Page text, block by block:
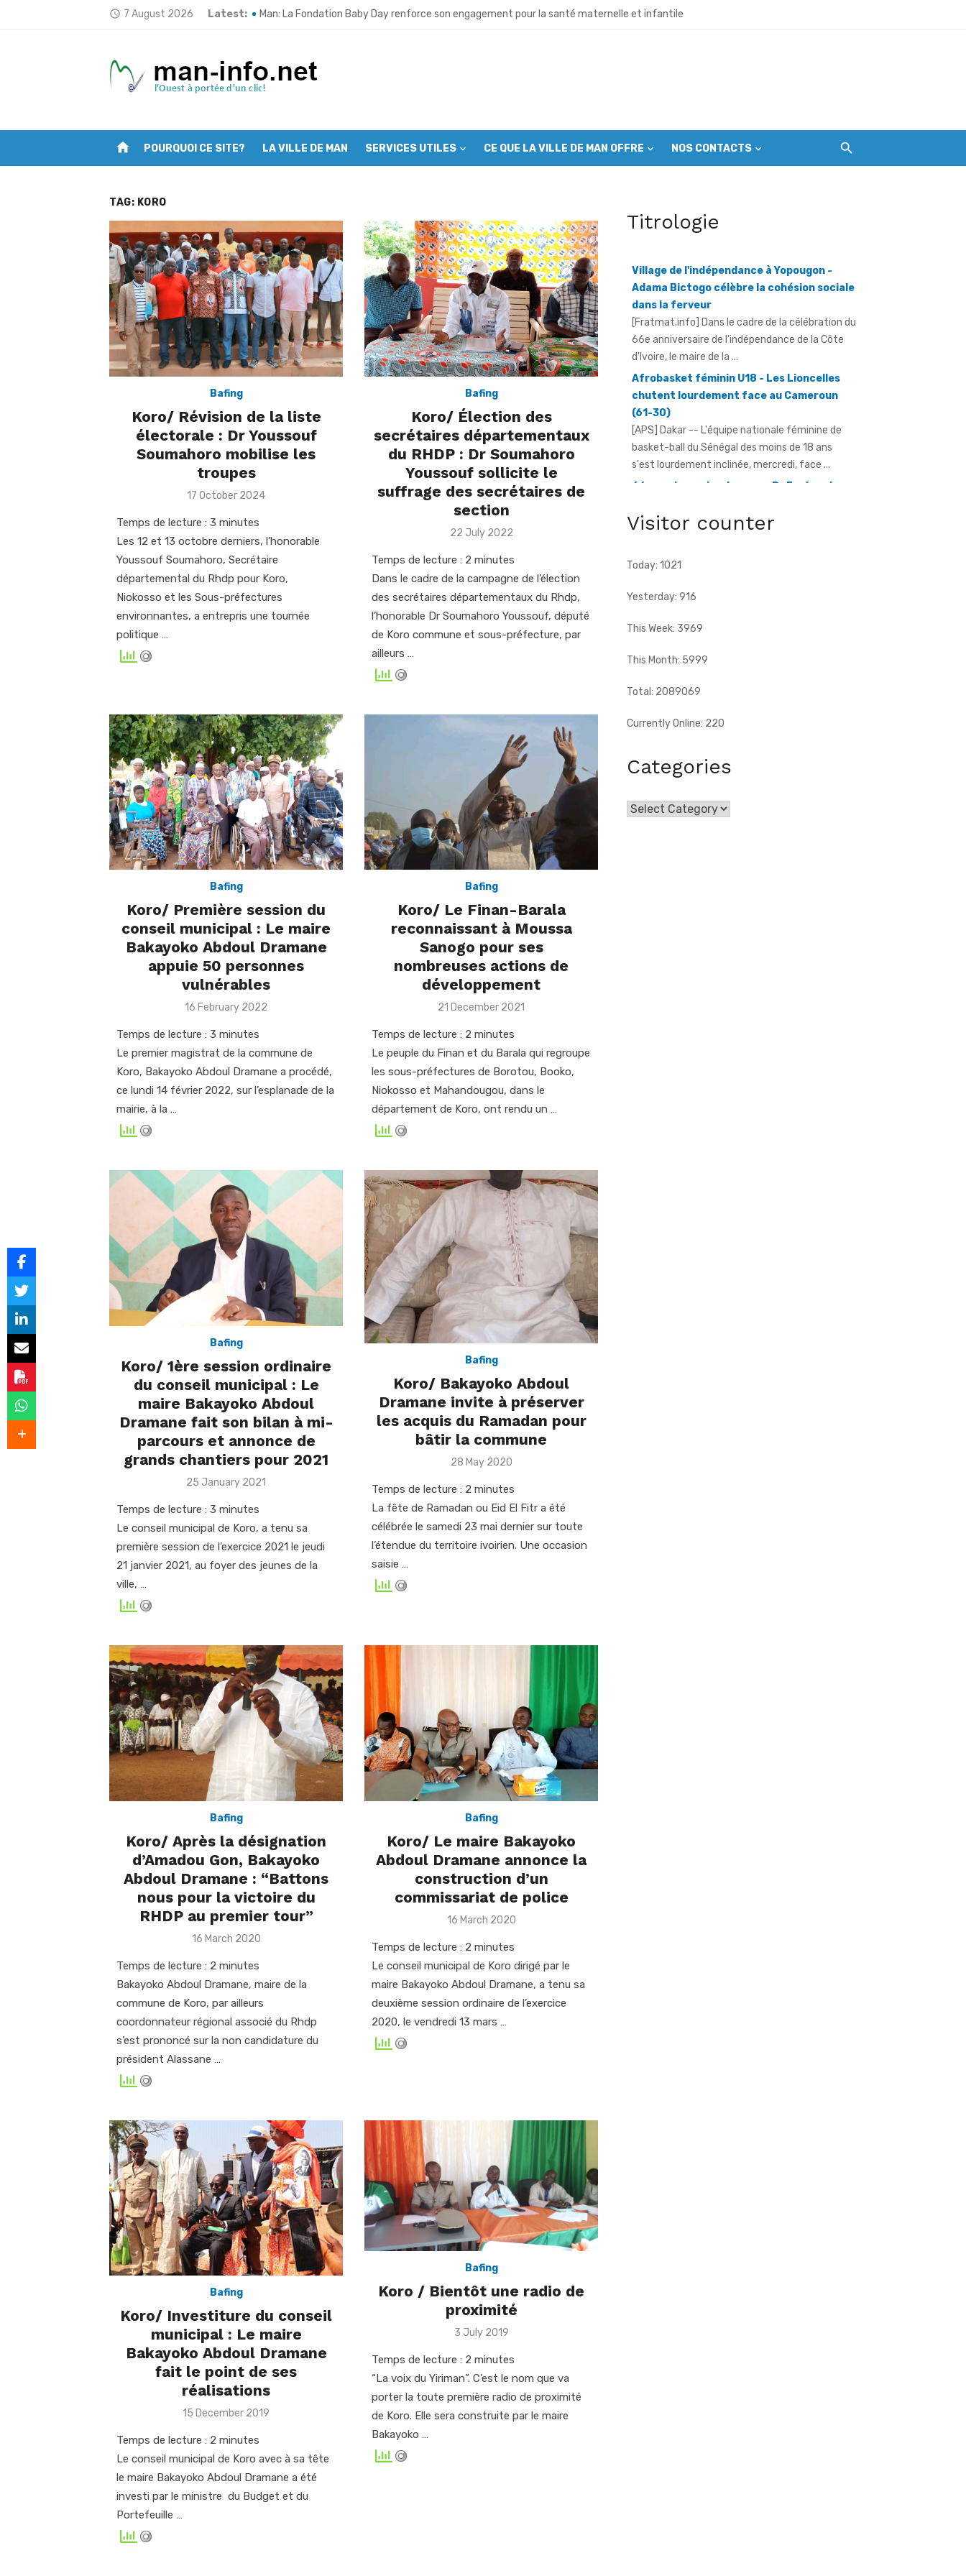
access_time 7 August 2026 Latest: Tonkpi: L’ULDT lance ses activités et appelle à l’union des cadres
Man fait peau neuve avant la fête nationale : Le Grand ménage mobilise autorités et citoyens
Opération “Zéro déchet”: Plus de 1000 jeunes mobilisés à Man pour assainir la ville
Mont Nimba: L’OIPR intensifie ses efforts pour sortir la réserve de la liste du patrimoine mondial en péril
Filière café – cacao : Le SYNAVICI réclame un audit du collège des producteurs
Man: Vincent Koalga prend les rênes du SYNAVICI dans le Grand Ouest
home POURQUOI CE SITE? LA VILLE DE MAN SERVICES UTILES CE QUE LA VILLE DE MAN OFFRE NOS CONTACTS
TAG: KORO
Bafing
Koro/ Révision de la liste
électorale : Dr Youssouf
Soumahoro mobilise les
troupes
Posted
17 October 2024
Temps de lecture : 3 minutes
Les 12 et 13 octobre derniers, l’honorable
Youssouf Soumahoro, Secrétaire
départemental du Rhdp pour Koro,
Niokosso et les Sous-préfectures
environnantes, a entrepris une tournée
politique …
Bafing
Koro/ Élection des
secrétaires départementaux
du RHDP : Dr Soumahoro
Youssouf sollicite le
suffrage des secrétaires de
section
Posted
22 July 2022
Temps de lecture : 2 minutes
Dans le cadre de la campagne de l’élection
des secrétaires départementaux du Rhdp,
l’honorable Dr Soumahoro Youssouf, député
de Koro commune et sous-préfecture, par
ailleurs …
Bafing
Koro/ Première session du
conseil municipal : Le maire
Bakayoko Abdoul Dramane
appuie 50 personnes
vulnérables
Posted
16 February 2022
Temps de lecture : 3 minutes
Le premier magistrat de la commune de
Koro, Bakayoko Abdoul Dramane a procédé,
ce lundi 14 février 2022, sur l’esplanade de la
mairie, à la …
Bafing
Koro/ Le Finan-Barala
reconnaissant à Moussa
Sanogo pour ses
nombreuses actions de
développement
Posted
21 December 2021
Temps de lecture : 2 minutes
Le peuple du Finan et du Barala qui regroupe
les sous-préfectures de Borotou, Booko,
Niokosso et Mahandougou, dans le
département de Koro, ont rendu un …
Bafing
Koro/ 1ère session ordinaire
du conseil municipal : Le
maire Bakayoko Abdoul
Dramane fait son bilan à mi-
parcours et annonce de
grands chantiers pour 2021
Posted
25 January 2021
Temps de lecture : 3 minutes
Le conseil municipal de Koro, a tenu sa
première session de l’exercice 2021 le jeudi
21 janvier 2021, au foyer des jeunes de la
ville, …
Bafing
Koro/ Bakayoko Abdoul
Dramane invite à préserver
les acquis du Ramadan pour
bâtir la commune
Posted
28 May 2020
Temps de lecture : 2 minutes
La fête de Ramadan ou Eid El Fitr a été
célébrée le samedi 23 mai dernier sur toute
l’étendue du territoire ivoirien. Une occasion
saisie …
Bafing
Koro/ Après la désignation
d’Amadou Gon, Bakayoko
Abdoul Dramane : “Battons
nous pour la victoire du
RHDP au premier tour”
Posted
16 March 2020
Temps de lecture : 2 minutes
Bakayoko Abdoul Dramane, maire de la
commune de Koro, par ailleurs
coordonnateur régional associé du Rhdp
s’est prononcé sur la non candidature du
président Alassane …
Bafing
Koro/ Le maire Bakayoko
Abdoul Dramane annonce la
construction d’un
commissariat de police
Posted
16 March 2020
Temps de lecture : 2 minutes
Le conseil municipal de Koro dirigé par le
maire Bakayoko Abdoul Dramane, a tenu sa
deuxième session ordinaire de l’exercice
2020, le vendredi 13 mars …
Bafing
Koro/ Investiture du conseil
municipal : Le maire
Bakayoko Abdoul Dramane
fait le point de ses
réalisations
Posted
15 December 2019
Temps de lecture : 2 minutes
Le conseil municipal de Koro avec à sa tête
le maire Bakayoko Abdoul Dramane a été
investi par le ministre du Budget et du
Portefeuille …
Bafing
Koro / Bientôt une radio de
proximité
Posted
3 July 2019
Temps de lecture : 2 minutes
“La voix du Yiriman”. C’est le nom que va
porter la toute première radio de proximité
de Koro. Elle sera construite par le maire
Bakayoko …
Titrologie
dans la ferveur
[Fratmat.info] Dans le cadre de la célébration du
66e anniversaire de l'indépendance de la Côte
d'Ivoire, le maire de la ...
Afrobasket féminin U18 - Les Lioncelles
(61-30)
[APS] Dakar -- L'équipe nationale féminine de
basket-ball du Sénégal des moins de 18 ans
s'est lourdement inclinée, mercredi, face ...
66e anniversaire du pays - Dr Euphrasie
[Fratmat.info] À 72 heures de la célébration du
d'Ivoire, Dr Euphrasie N'Guessan, vice-présidente
Visitor counter
Today: 1021
Yesterday: 916
This Week: 3969
This Month: 5999
Total: 2089069
Currently Online: 220
Categories
Categories